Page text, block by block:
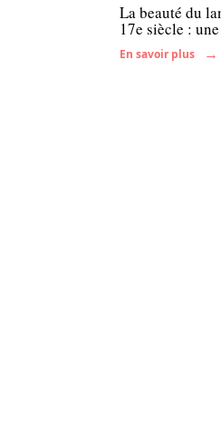
La beauté du
17e siècle :
En savoir plus